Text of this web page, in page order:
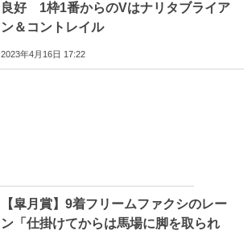
良好 1枠1番からのVはナリタブライア
ン＆コントレイル
2023年4月16日 17:22
【皐月賞】9着フリームファクシのレー
ン「仕掛けてからは馬場に脚を取られ